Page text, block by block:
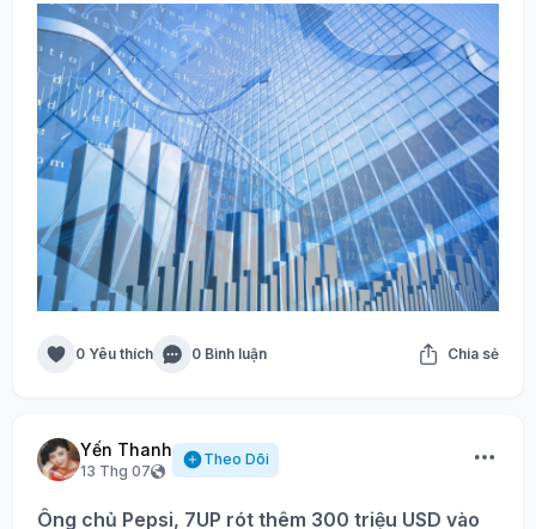
0 Yêu thích 0 Bình luận Chia sẻ
Yến Thanh
13 Thg 07
Theo Dõi
Ông chủ Pepsi, 7UP rót thêm 300 triệu USD vào